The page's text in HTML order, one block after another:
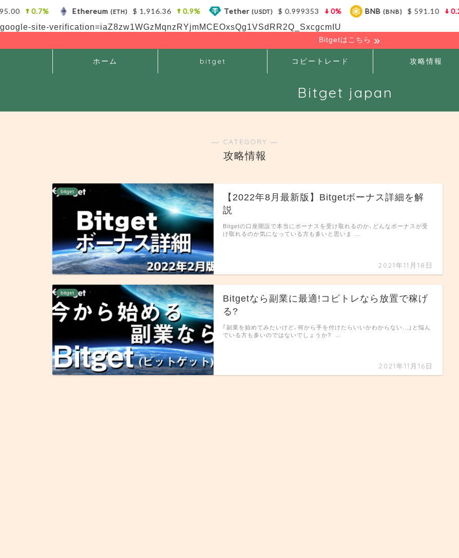
google-site-verification=iaZ8zw1WGzMqnzRYjmMCEOxsQg1VSdRR2Q_SxcgcmIU
Bitgetはこちら
ホーム bitget コピートレード 攻略情報
Bitget japan
― CATEGORY ―
攻略情報
bitget
【2022年8月最新版】Bitgetボーナス詳細を解
説
2021年11月18日
Bitgetの口座開設で本当にボーナスを受け取れるのか､どんなボーナスが受
け取れるのか気になっている方も多いと思いま …
bitget
Bitgetなら副業に最適!コピトレなら放置で稼げ
る?
2021年11月16日
｢副業を始めてみたいけど､何から手を付けたらいいかわからない...｣と悩ん
でいる方も多いのではないでしょうか? …
0.7% Ethereum(ETH) $ 1,916.36 0.9% Tether(USDT) $ 0.999353 0% BNB(BNB) $ 591.10 0.2%